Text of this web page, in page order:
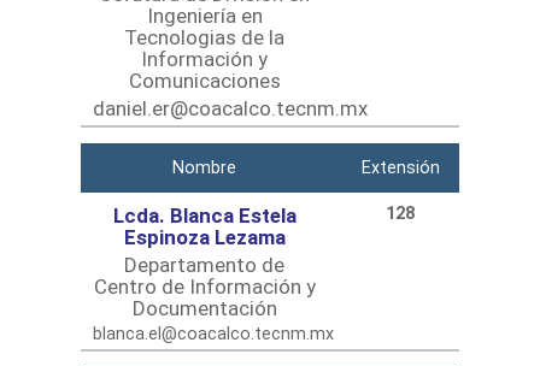
Ingeniería en
Tecnologias de la
Información y
Comunicaciones
daniel.er@coacalco.tecnm.mx
Nombre Extensión
Lcda. Blanca Estela
Espinoza Lezama
Departamento de
Centro de Información y
Documentación
blanca.el@coacalco.tecnm.mx
128